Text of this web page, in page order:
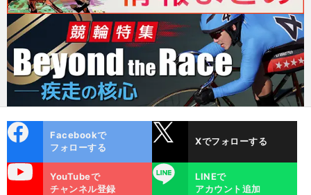
ok
Facebookで
フォローする
Xでフォローする
YouTubeで
チャンネル登録
LINE
LINEで
アカウント追加